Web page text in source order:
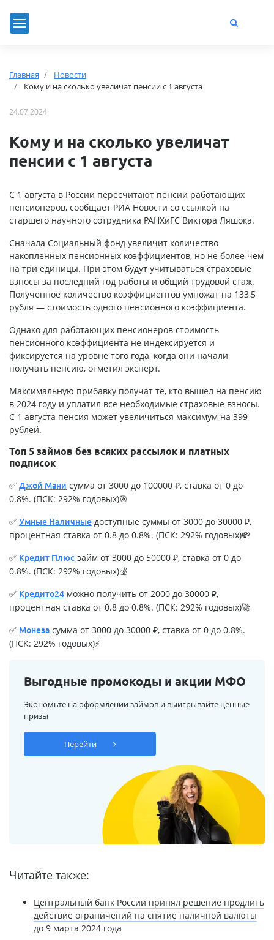
Главная
Новости
Кому и на сколько увеличат пенсии с 1 августа
24.07.2024
Кому и на сколько увеличат
пенсии с 1 августа
С 1 августа в России пересчитают пенсии работающих
пенсионеров, сообщает РИА Новости со ссылкой на
старшего научного сотрудника РАНХиГС Виктора Ляшока.
Сначала Социальный фонд увеличит количество
накопленных пенсионных коэффициентов, но не более чем
на три единицы. При этом будут учитываться страховые
взносы за последний год работы и общий трудовой стаж.
Полученное количество коэффициентов умножат на 133,5
рубля — стоимость одного пенсионного коэффициента.
Однако для работающих пенсионеров стоимость
пенсионного коэффициента не индексируется и
фиксируется на уровне того года, когда они начали
получать пенсию, отметил эксперт.
Максимальную прибавку получат те, кто вышел на пенсию
в 2024 году и уплатил все необходимые страховые взносы.
С 1 августа пенсия может увеличиться максимум на 399
рублей.
Топ 5 займов без всяких рассылок и платных
подписок
✅ Джой Мани сумма от 3000 до 100000 ₽, ставка от 0 до
0.8%. (ПСК: 292% годовых)🎯
✅ Умные Наличные доступные суммы от 3000 до 30000 ₽,
процентная ставка от 0.8 до 0.8%. (ПСК: 292% годовых)💸
✅ Кредит Плюс займ от 3000 до 50000 ₽, ставка от 0 до
0.8%. (ПСК: 292% годовых)💰
✅ Кредито24 можно получить от 2000 до 30000 ₽,
процентная ставка от 0.8 до 0.8%. (ПСК: 292% годовых)🚀
✅ Монеза сумма от 3000 до 30000 ₽, ставка от 0 до 0.8%.
(ПСК: 292% годовых)⚡
Выгодные промокоды и акции МФО
Экономьте на оформлении займов и выигрывайте ценные
призы
Перейти
Читайте также:
Центральный банк России принял решение продлить
действие ограничений на снятие наличной валюты
до 9 марта 2024 года